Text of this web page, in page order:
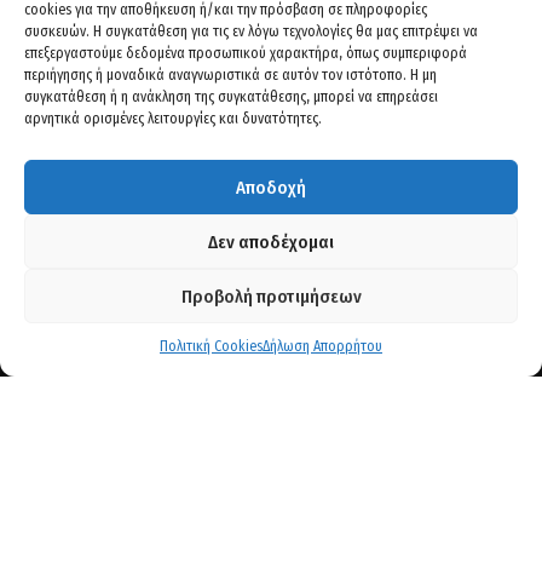
cookies για την αποθήκευση ή/και την πρόσβαση σε πληροφορίες
συσκευών. Η συγκατάθεση για τις εν λόγω τεχνολογίες θα μας επιτρέψει να
επεξεργαστούμε δεδομένα προσωπικού χαρακτήρα, όπως συμπεριφορά
περιήγησης ή μοναδικά αναγνωριστικά σε αυτόν τον ιστότοπο. Η μη
συγκατάθεση ή η ανάκληση της συγκατάθεσης, μπορεί να επηρεάσει
αρνητικά ορισμένες λειτουργίες και δυνατότητες.
Αποδοχή
Δεν αποδέχομαι
Προβολή προτιμήσεων
Πολιτική CookiesΔήλωση Απορρήτου
Αγίου Πέτρου 21- Κληροτεμάχιο 77, 56429. Θεσ/νίκη
+30 2310 68 06 92